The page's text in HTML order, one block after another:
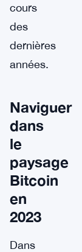
cours
des
dernières
années.
Naviguer
dans
le
paysage
Bitcoin
en
2023
Dans